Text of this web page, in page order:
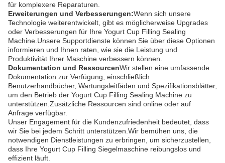
für komplexere Reparaturen.
Erweiterungen und Verbesserungen:Wenn sich unsere
Technologie weiterentwickelt, gibt es möglicherweise Upgrades
oder Verbesserungen für Ihre Yogurt Cup Filling Sealing
Machine.Unsere Supportdienste können Sie über diese Optionen
informieren und Ihnen raten, wie sie die Leistung und
Produktivität Ihrer Maschine verbessern können.
Dokumentation und RessourcenWir stellen eine umfassende
Dokumentation zur Verfügung, einschließlich
Benutzerhandbücher, Wartungsleitfäden und Spezifikationsblätter,
um den Betrieb der Yogurt Cup Filling Sealing Machine zu
unterstützen.Zusätzliche Ressourcen sind online oder auf
Anfrage verfügbar.
Unser Engagement für die Kundenzufriedenheit bedeutet, dass
wir Sie bei jedem Schritt unterstützen.Wir bemühen uns, die
notwendigen Dienstleistungen zu erbringen, um sicherzustellen,
dass Ihre Yogurt Cup Filling Siegelmaschine reibungslos und
effizient läuft.